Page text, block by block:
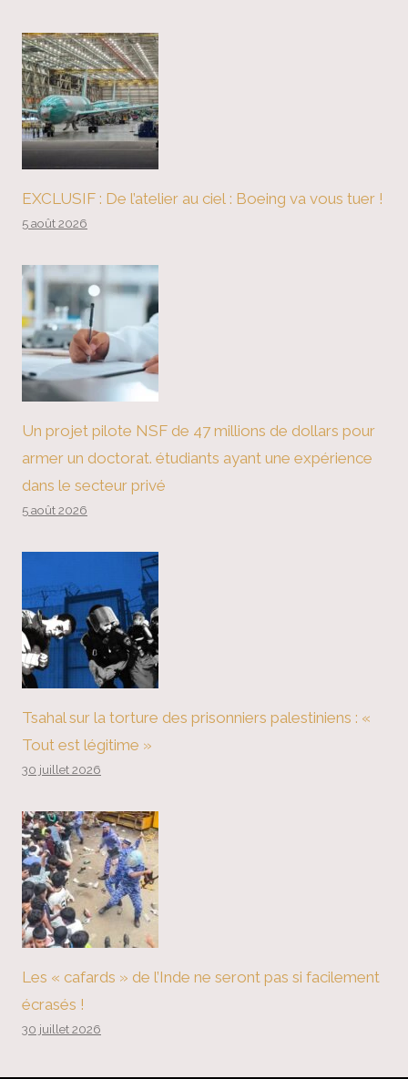
EXCLUSIF : De l’atelier au ciel : Boeing va vous tuer !
5 août 2026
Un projet pilote NSF de 47 millions de dollars pour
armer un doctorat. étudiants ayant une expérience
dans le secteur privé
5 août 2026
Tsahal sur la torture des prisonniers palestiniens : «
Tout est légitime »
30 juillet 2026
Les « cafards » de l’Inde ne seront pas si facilement
écrasés !
30 juillet 2026